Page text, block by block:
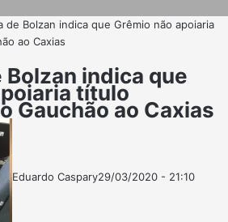
de Bolzan indica que Grêmio não apoiaria
ao Caxias
indica que
título
Gauchão ao Caxias
Eduardo CasparyFollow
Mande
29/03/2020 - 21:10